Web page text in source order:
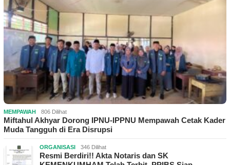
MEMPAWAH 806 Dilihat
Miftahul Akhyar Dorong IPNU-IPPNU Mempawah Cetak Kader
Muda Tangguh di Era Disrupsi
ORGANISASI 346 Dilihat
Resmi Berdiri!! Akta Notaris dan SK